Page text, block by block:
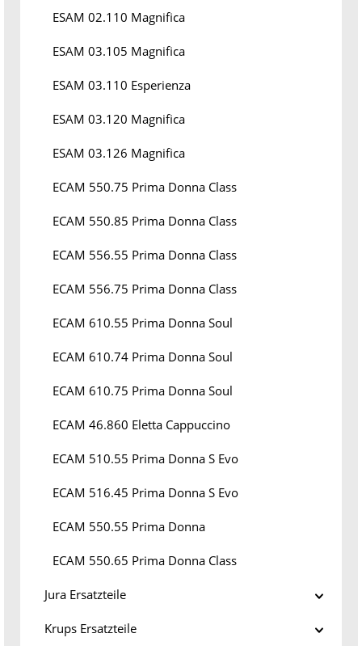
ESAM 02.110 Magnifica
ESAM 03.105 Magnifica
ESAM 03.110 Esperienza
ESAM 03.120 Magnifica
ESAM 03.126 Magnifica
ECAM 550.75 Prima Donna Class
ECAM 550.85 Prima Donna Class
ECAM 556.55 Prima Donna Class
ECAM 556.75 Prima Donna Class
ECAM 610.55 Prima Donna Soul
ECAM 610.74 Prima Donna Soul
ECAM 610.75 Prima Donna Soul
ECAM 46.860 Eletta Cappuccino
ECAM 510.55 Prima Donna S Evo
ECAM 516.45 Prima Donna S Evo
ECAM 550.55 Prima Donna
ECAM 550.65 Prima Donna Class
Jura Ersatzteile
Krups Ersatzteile